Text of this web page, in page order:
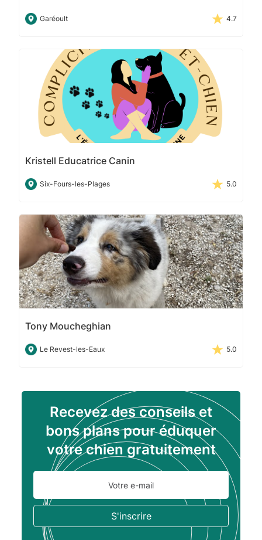
Garéoult 4.7
Kristell Educatrice Canin
Six-Fours-les-Plages 5.0
Tony Moucheghian
Le Revest-les-Eaux 5.0
Recevez des conseils et
bons plans pour éduquer
votre chien gratuitement